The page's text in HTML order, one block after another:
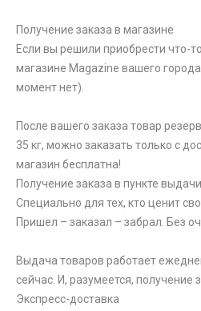
Получение заказа в магазине
Если вы решили приобрести что-
магазине Magazine вашего
момент нет).
После вашего заказа товар
35 кг, можно заказать только с
магазин бесплатна!
Получение заказа в пункте
Специально для тех, кто ценит
Пришел – заказал – забрал. Без
Выдача товаров работает
сейчас. И, разумеется,
Экспресс-доставка